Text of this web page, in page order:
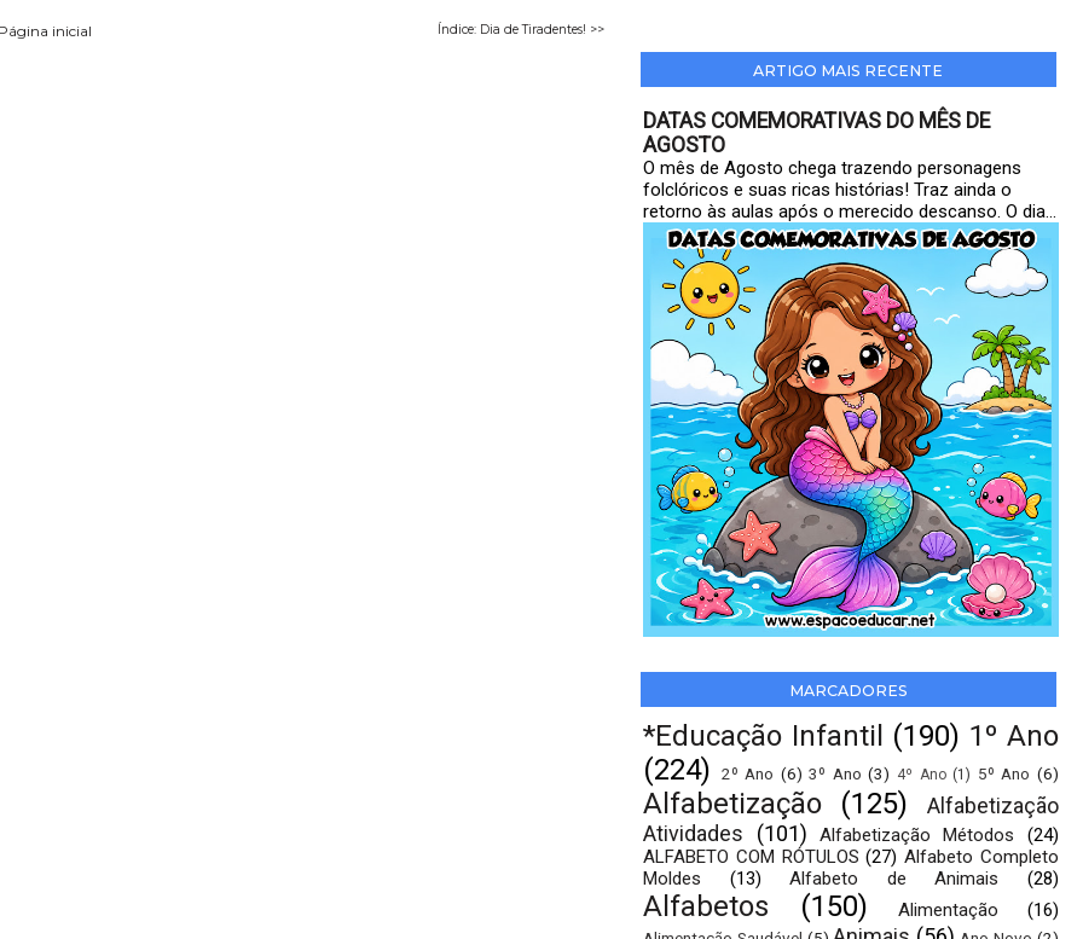
Índice: Dia de Tiradentes! >>
inicial
ARTIGO MAIS RECENTE
DATAS COMEMORATIVAS DO MÊS DE
AGOSTO
O mês de Agosto chega trazendo personagens
folclóricos e suas ricas histórias! Traz ainda o
retorno às aulas após o merecido descanso. O dia...
MARCADORES
*Educação Infantil (190) 1º Ano
(224)
2º Ano (6) 3º Ano (3) 4º Ano (1) 5º Ano (6)
Alfabetização (125)
Alfabetização
Atividades
(101) Alfabetização Métodos
(24)
ALFABETO COM RÓTULOS (27) Alfabeto Completo
Moldes
(13) Alfabeto de Animais (28)
Alfabetos (150) Alimentação (16)